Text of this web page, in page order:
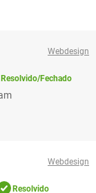
Webdesign
Resolvido/Fechado
Webdesign
Resolvido